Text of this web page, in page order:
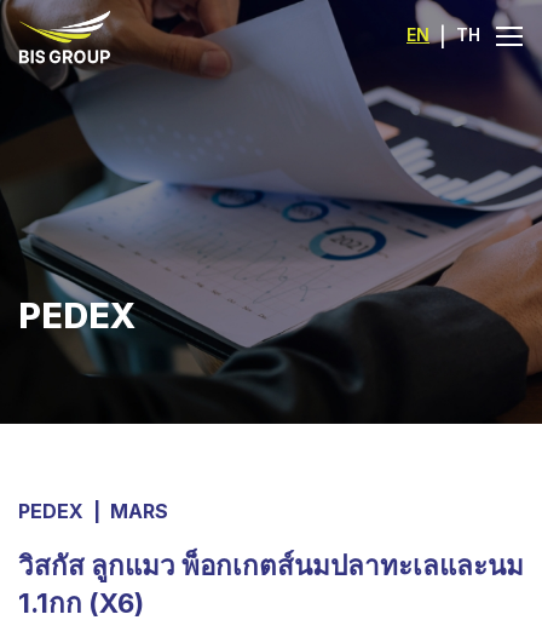
EN | TH
PEDEX
PEDEX MARS
วิสกัส ลูกแมว พ็อกเกตส์นมปลาทะเลและนม
1.1กก (X6)